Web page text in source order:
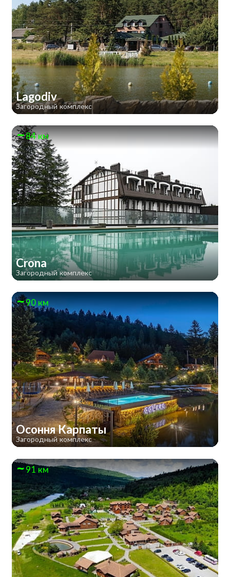
Lagodiv
Загородный комплекс
84 км
Crona
Загородный комплекс
90 км
Осоння Карпаты
Загородный комплекс
91 км